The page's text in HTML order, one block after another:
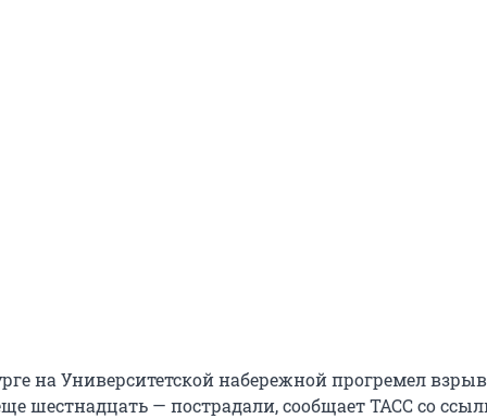
на Университетской набережной прогремел
шестнадцать — пострадали, сообщает ТАСС со